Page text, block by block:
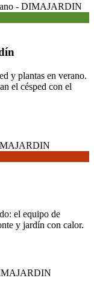
y plantas en verano.
el césped con el
el equipo de
y jardín con calor.